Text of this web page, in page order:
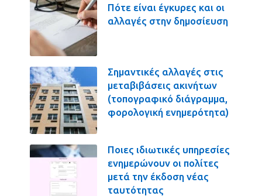
Πότε είναι έγκυρες και οι
αλλαγές στην δημοσίευση
Σημαντικές αλλαγές στις
μεταβιβάσεις ακινήτων
(τοπογραφικό διάγραμμα,
φορολογική ενημερότητα)
Ποιες ιδιωτικές υπηρεσίες
ενημερώνουν οι πολίτες
μετά την έκδοση νέας
ταυτότητας